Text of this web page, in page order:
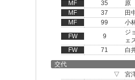
MF
35
原
MF
37
田
MF
99
小
FW
9
ジ
ェ
FW
71
白
交代
▽
宮